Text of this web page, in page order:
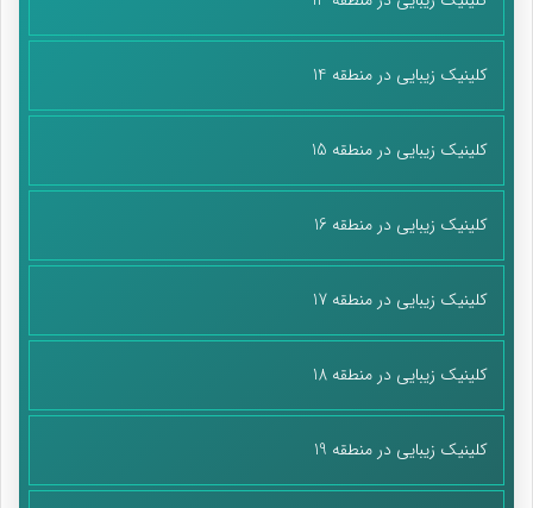
کلینیک زیبایی در منطقه 14
کلینیک زیبایی در منطقه 15
کلینیک زیبایی در منطقه 16
کلینیک زیبایی در منطقه 17
کلینیک زیبایی در منطقه 18
کلینیک زیبایی در منطقه 19